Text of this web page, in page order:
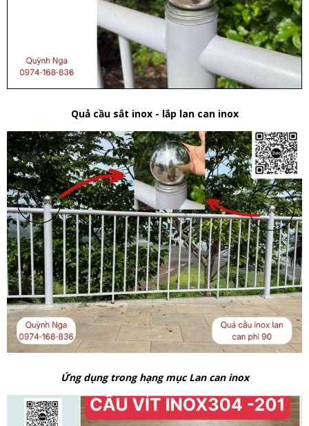
Quả cầu sắt inox - lắp lan can inox
Ứng dụng trong hạng mục Lan can inox